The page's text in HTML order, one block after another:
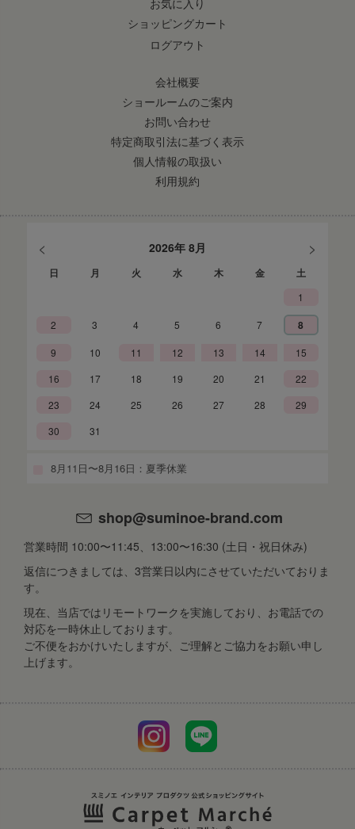
お気に入り
ショッピングカート
ログアウト
会社概要
ショールームのご案内
お問い合わせ
特定商取引法に基づく表示
個人情報の取扱い
利用規約
< 2026年 8月 >
日 月 火 水 木 金 土
1
2 3 4 5 6 7 8
9 10 11 12 13 14
15
16
17 18 19 20 21
22
23
24 25 26 27 28
29
30
31
8月11日〜8月16日：夏季休業
shop@suminoe-brand.com
営業時間 10:00〜11:45、13:00〜16:30 (土日・祝日休み)
返信につきましては、3営業日以内にさせていただいておりま
す。
現在、当店ではリモートワークを実施しており、お電話での
対応を一時休止しております。
ご不便をおかけいたしますが、ご理解とご協力をお願い申し
上げます。